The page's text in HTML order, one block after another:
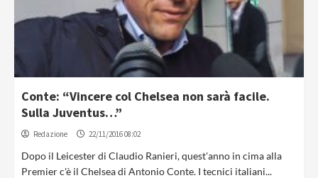
Conte: “Vincere col Chelsea non sarà facile.
Sulla Juventus…”
Redazione 22/11/2016 08:02
Dopo il Leicester di Claudio Ranieri, quest'anno in cima alla
Premier c'è il Chelsea di Antonio Conte. I tecnici italiani...